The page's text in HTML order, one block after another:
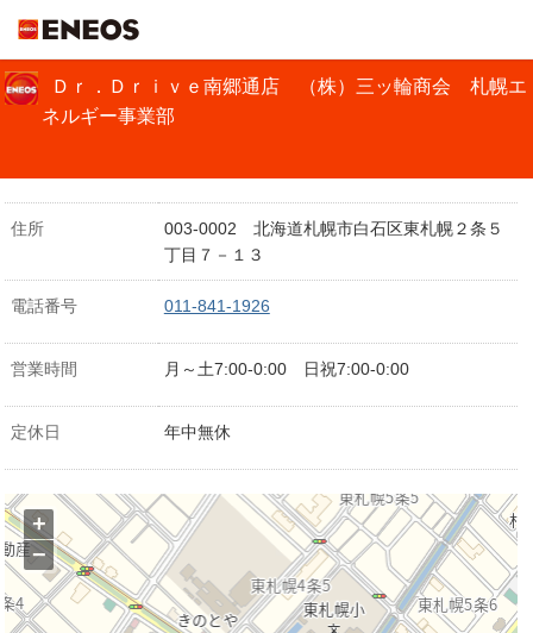
Ｄｒ．Ｄｒｉｖｅ南郷通店 （株）三ッ輪商会 札幌エ
ネルギー事業部
住所
003-0002 北海道札幌市白石区東札幌２条５
丁目７－１３
電話番号 011-841-1926
営業時間 月～土7:00-0:00 日祝7:00-0:00
定休日 年中無休
+
−